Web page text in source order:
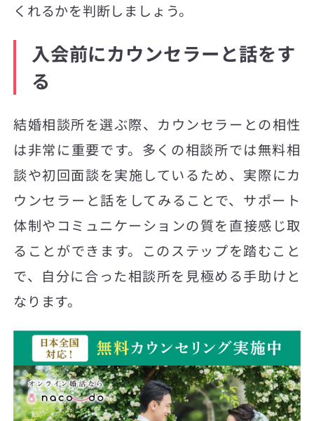
くれるかを判断しましょう。
入会前にカウンセラーと話をす
る
結婚相談所を選ぶ際、カウンセラーとの相性
は非常に重要です。多くの相談所では無料相
談や初回面談を実施しているため、実際にカ
ウンセラーと話をしてみることで、サポート
体制やコミュニケーションの質を直接感じ取
ることができます。このステップを踏むこと
で、自分に合った相談所を見極める手助けと
なります。